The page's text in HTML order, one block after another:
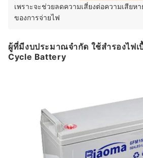
เพราะจะช่วยลดความเสี่ยงต่อความเสียห
ของการจ่ายไฟ
ผู้ที่มีงบประมาณจำกัด ใช้สำรองไฟเ
Cycle Battery